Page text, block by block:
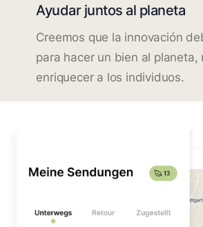
Ayudar juntos al planeta
Creemos que la innovación
para hacer un bien al planeta,
enriquecer a los individuos.